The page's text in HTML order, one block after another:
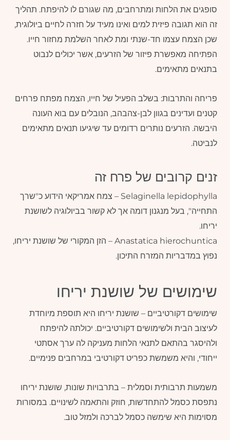
סופגים את הלחות ומתרחבים, מה שגורם לו להיפתח. תהליך
זה הוא תגובה פיזית למים ואינו מעיד על חזרה לחיים ביולוגית,
שכן הצמח עצמו חד-שנתי ומת לאחר השלמת מחזור חייו.
הפתיחה מאפשרת פיזור של הזרעים, אשר יכולים לנבוט
בתנאים מתאימים.
פריחה והתרבות: בשלב הפעיל של חייו, הצמח מפתח פרחים
קטנים ועדינים בגוון לבן-צהבהב, הנובלים עם בוא העונה
היבשה. הזרעים נותרים רדומים עד שיגיעו תנאים מתאימים
לנביטה.
זנים קרובים של פרח זה
Selaginella lepidophylla – צמח אמריקאי הידוע כ"שרך
התחייה", בעל מנגנון דומה אך לא קשור בביולוגיה לשושנת
יריחו.
Anastatica hierochuntica – הזן המקורי של שושנת יריחו,
נפוץ במדבריות המזרח התיכון.
שימושים של שושנת יריחו
שימושים דקורטיביים – שושנת יריחו היא תוספת מיוחדת
לעיצוב הבית ולשימושים דקורטיביים. יכולתה להיפתח
ולהיסגר בהתאם לתנאי הלחות מעניקה לה ערך אסתטי
ייחודי, והיא משמשת כפריט דקורטיבי במרחבים פנימיים.
משמעות תרבותית וסמלית – בתרבויות שונות, שושנת יריחו
נתפסת כסמל להתחדשות, חוזק והתאמה לשינויים. במסורות
מסוימות היא שימשה כסמל לברכה ולמזל טוב.